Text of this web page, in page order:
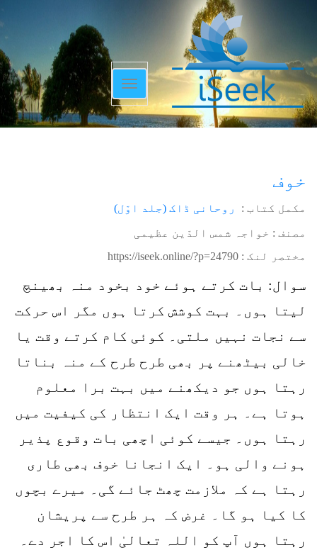
Toggle
navigation
خوف
مکمل کتاب : روحانی ڈاک (جلد اوّل)
مصنف : خواجہ شمس الدّین عظیمی
مختصر لنک : https://iseek.online/?p=24790
سوال: بات کرتے ہوئے خود بخود منہ بھینچ
لیتا ہوں۔ بہت کوشش کرتا ہوں مگر اس حرکت
سے نجات نہیں ملتی۔ کوئی کام کرتے وقت یا
خالی بیٹھنے پر بھی طرح طرح کے منہ بناتا
رہتا ہوں جو دیکھنے میں بہت برا معلوم
ہوتا ہے۔ ہر وقت ایک انتظار کی کیفیت میں
رہتا ہوں۔ جیسے کوئی اچھی بات وقوع پذیر
ہونے والی ہو۔ ایک انجانا خوف بھی طاری
رہتا ہے کہ ملازمت چھٹ جائے گی۔ میرے بچوں
کا کیا ہو گا۔ غرض کہ ہر طرح سے پریشان
رہتا ہوں آپ کو اللہ تعالیٰ اس کا اجر دے۔